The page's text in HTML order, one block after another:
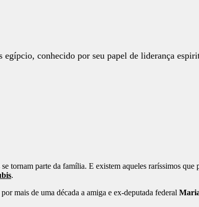
egípcio, conhecido por seu papel de liderança
tornam parte da família. E existem aqueles raríssimos
.
mais de uma década a amiga e ex-deputada federal